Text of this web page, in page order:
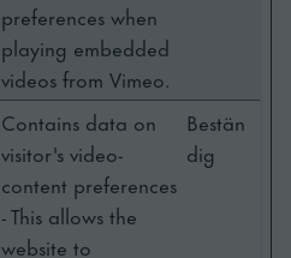
preferences when
playing embedded
videos from Vimeo.
Contains data on
visitor's video-
content preferences
- This allows the
website to
Bestän
dig